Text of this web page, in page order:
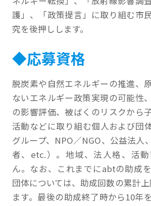
護」、「政策提言」に取り組む市
究を後押しします。
◆応募資格
脱炭素や自然エネルギーの推進、
ないエネルギー政策実現の可能性
の影響評価、被ばくのリスクから
活動などに取り組む個人および団
グループ、NPO／NGO、公益法人
者、etc.）。地域、法人格、活
ん。なお、これまでにabtの助成
団体については、助成回数の累計
ます。最後の助成終了時から10年